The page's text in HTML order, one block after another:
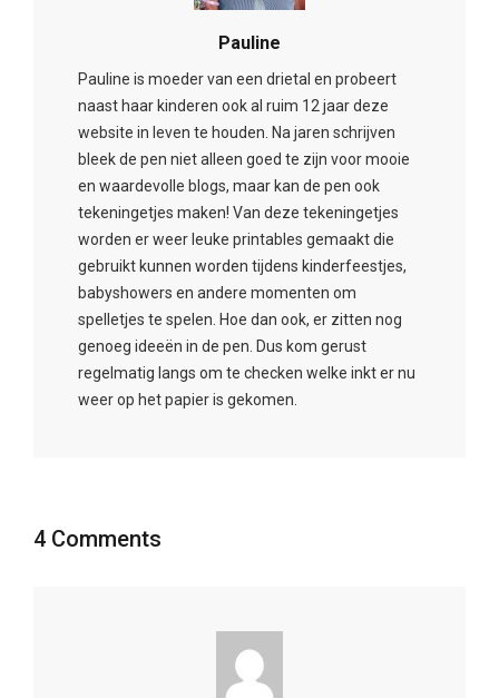
Pauline
Pauline is moeder van een drietal en probeert
naast haar kinderen ook al ruim 12 jaar deze
website in leven te houden. Na jaren schrijven
bleek de pen niet alleen goed te zijn voor mooie
en waardevolle blogs, maar kan de pen ook
tekeningetjes maken! Van deze tekeningetjes
worden er weer leuke printables gemaakt die
gebruikt kunnen worden tijdens kinderfeestjes,
babyshowers en andere momenten om
spelletjes te spelen. Hoe dan ook, er zitten nog
genoeg ideeën in de pen. Dus kom gerust
regelmatig langs om te checken welke inkt er nu
weer op het papier is gekomen.
4 Comments